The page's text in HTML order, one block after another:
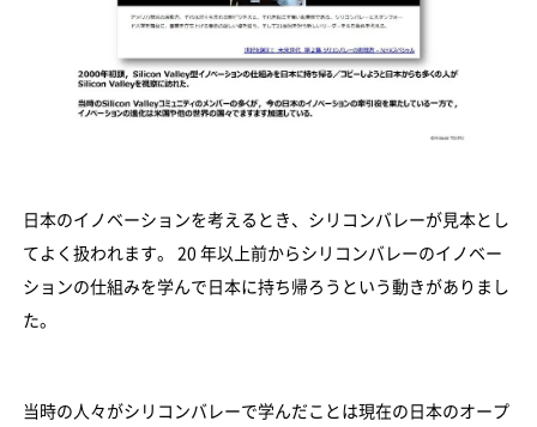
日本のイノベーションを考えるとき、シリコンバレーが見本とし
てよく扱われます。 20 年以上前からシリコンバレーのイノベー
ションの仕組みを学んで日本に持ち帰ろうという動きがありまし
た。
当時の人々がシリコンバレーで学んだことは現在の日本のオープ